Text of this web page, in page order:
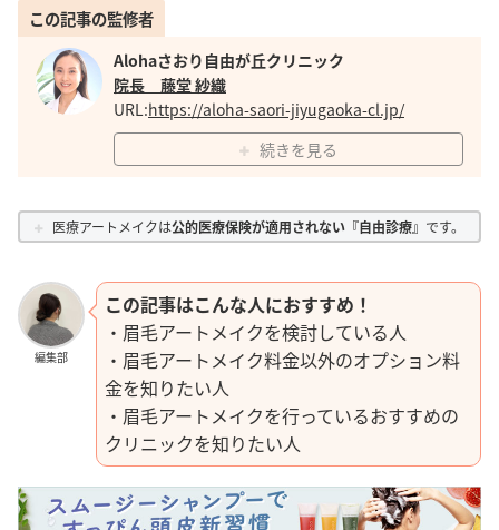
この記事の監修者
Alohaさおり自由が丘クリニック
院長 藤堂 紗織
URL:https://aloha-saori-jiyugaoka-cl.jp/
続きを見る
医療アートメイクは公的医療保険が適用されない『自由診療』 です。
編集部
この記事はこんな人におすすめ！
・眉毛アートメイクを検討している人
・眉毛アートメイク料金以外のオプション料
金を知りたい人
・眉毛アートメイクを行っているおすすめの
クリニックを知りたい人